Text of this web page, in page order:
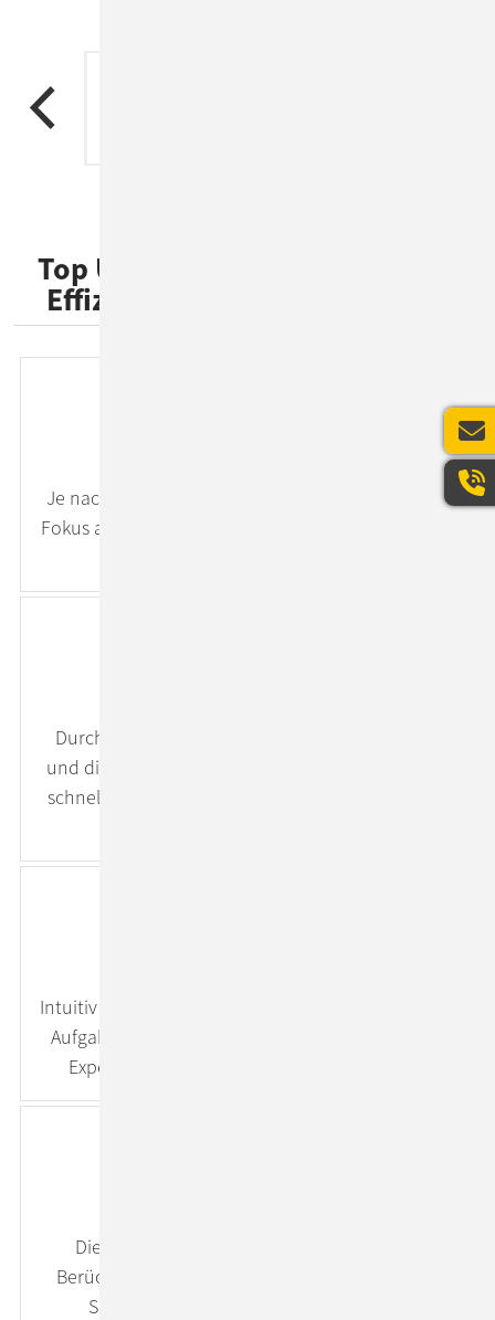
Top User Experience - für mehr
Effizienz im Geschäftsprozess
Je nach Anwendungsfall oder Rolle legen wir den
Fokus auf die wichtigen Daten und Funktionen. So
Durch die Zentrierung auf den Anwendungsfall
und die klare Darstellung von Daten können User
schneller Entscheidungen treffen. Das erhöht die
Intuitiv bedienbare Software hilft Anwender*innen,
Aufgaben zu bewältigen. Durch die positive User
Experience wird die Software gerne genutzt.
Die neue Anwendung integriert sich durch
Berücksichtigung von Corporate Design, Single
Sign-On & Formgebung stimmig in Ihre